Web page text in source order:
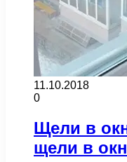
11.10.2018
0
Щели в
щели в